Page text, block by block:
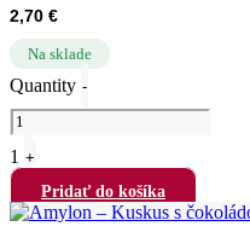
2,70 €
Na sklade
Quantity -
1 +
Pridať do košíka